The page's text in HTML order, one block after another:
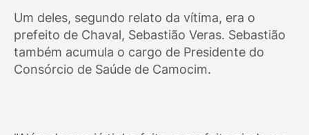
Um deles, segundo relato da vítima, era o
prefeito de Chaval, Sebastião Veras. Sebastião
também acumula o cargo de Presidente do
Consórcio de Saúde de Camocim.